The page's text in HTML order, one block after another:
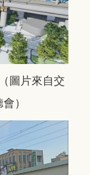
圖片來自交
）